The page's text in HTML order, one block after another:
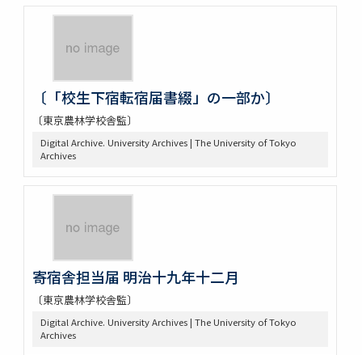
〔「校生下宿転宿届書綴」の一部か〕
〔東京農林学校舎監〕
Digital Archive. University Archives | The University of Tokyo
Archives
寄宿舎担当届 明治十九年十二月
〔東京農林学校舎監〕
Digital Archive. University Archives | The University of Tokyo
Archives